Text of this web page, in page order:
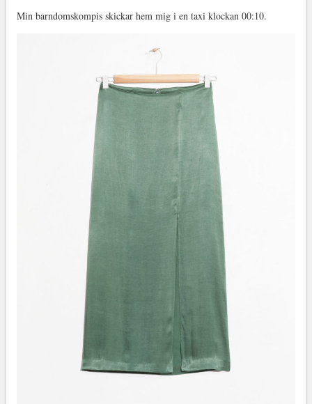
Min barndomskompis skickar hem mig i en taxi klockan 00:10.